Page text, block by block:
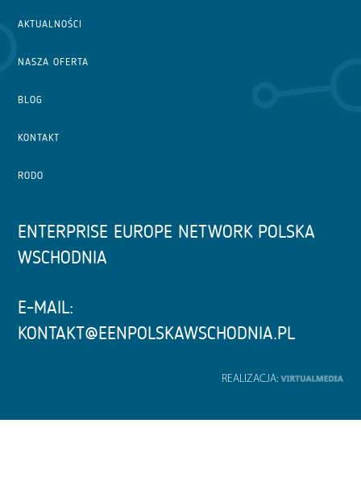
AKTUALNOŚCI
NASZA OFERTA
BLOG
KONTAKT
RODO
ENTERPRISE EUROPE NETWORK POLSKA
WSCHODNIA
E-MAIL:
KONTAKT@EENPOLSKAWSCHODNIA.PL
REALIZACJA: